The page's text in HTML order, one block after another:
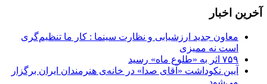
آخرین اخبار
معاون جدید ارزشیابی و نظارت سینما : کار ما تنظیم‌گری
است نه ممیزی
۷۵۹ اثر به «طلوع ماه» رسید
آیین نکوداشت «آقای صدا» در خانه‌ی هنرمندان ایران برگزار
می‌شود